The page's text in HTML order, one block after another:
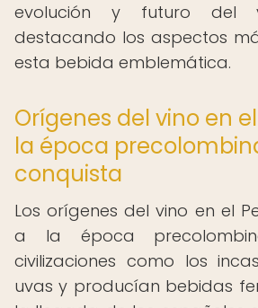
evolución y futuro del
destacando los aspectos
esta bebida emblemática.
Orígenes del vino en
la época
conquista
Los orígenes del vino en el
a la época
civilizaciones como los
uvas y producían bebidas